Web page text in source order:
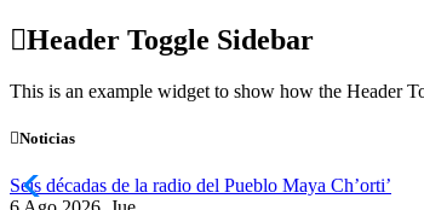
Skip
toHeader Toggle Sidebar
This is an example widget to show how the Header
Noticias
Seis décadas de la radio del Pueblo Maya Ch’orti’